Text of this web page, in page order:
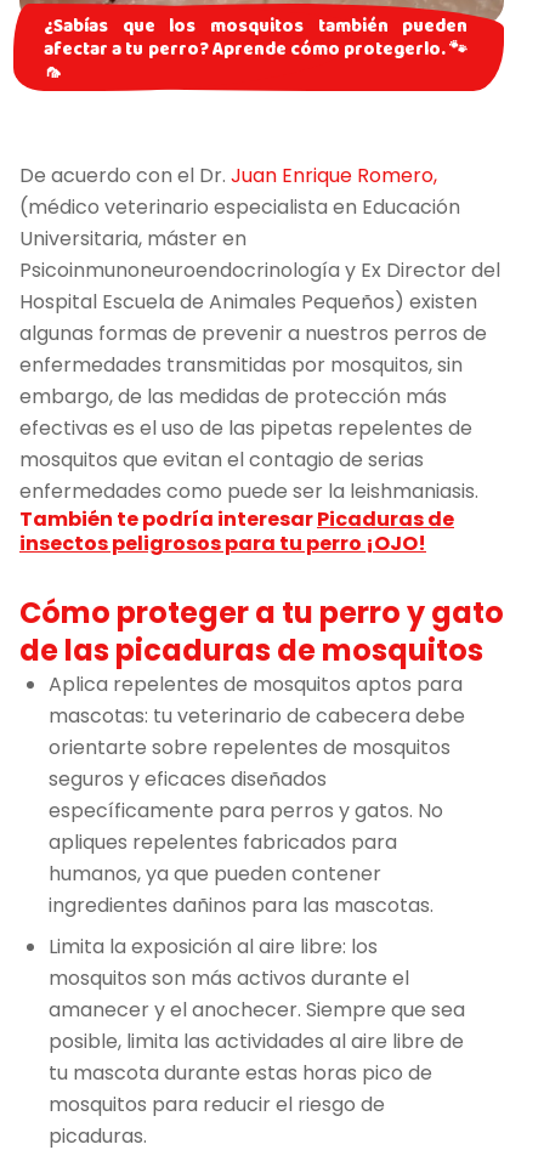
¿Sabías que los mosquitos también pueden
afectar a tu perro? Aprende cómo protegerlo. 🐾
🦟
De acuerdo con el Dr. Juan Enrique Romero,
(médico veterinario especialista en Educación
Universitaria, máster en
Psicoinmunoneuroendocrinología y Ex Director del
Hospital Escuela de Animales Pequeños) existen
algunas formas de prevenir a nuestros perros de
enfermedades transmitidas por mosquitos, sin
embargo, de las medidas de protección más
efectivas es el uso de las pipetas repelentes de
mosquitos que evitan el contagio de serias
enfermedades como puede ser la leishmaniasis.
También te podría interesarPicaduras de
insectos peligrosos para tu perro ¡OJO!
Cómo proteger a tu perro y gato
de las picaduras de mosquitos
Aplica repelentes de mosquitos aptos para
mascotas: tu veterinario de cabecera debe
orientarte sobre repelentes de mosquitos
seguros y eficaces diseñados
específicamente para perros y gatos. No
apliques repelentes fabricados para
humanos, ya que pueden contener
ingredientes dañinos para las mascotas.
Limita la exposición al aire libre: los
mosquitos son más activos durante el
amanecer y el anochecer. Siempre que sea
posible, limita las actividades al aire libre de
tu mascota durante estas horas pico de
mosquitos para reducir el riesgo de
picaduras.